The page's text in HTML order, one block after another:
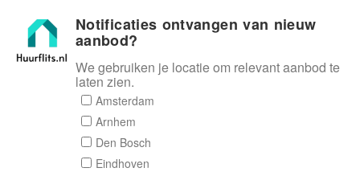
Huurflits
Reactieformulier
Huurflits
Notificaties ontvangen van nieuw
aanbod?
We gebruiken je locatie om relevant aanbod te
laten zien.
Amsterdam
Arnhem
Den Bosch
Eindhoven